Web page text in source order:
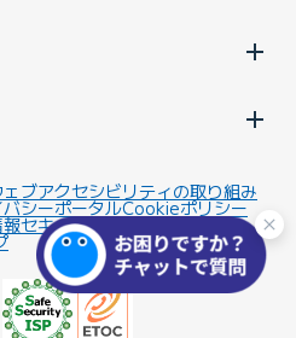
ェブアクセシビリティの取り組み
シーポータルCookieポリシー
セキュリティ基本方針